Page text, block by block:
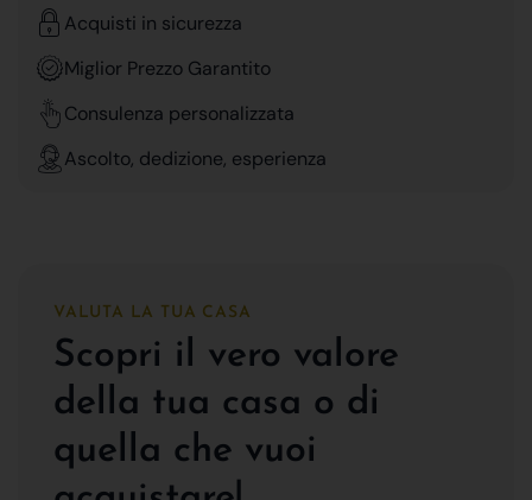
Acquisti in sicurezza
Miglior Prezzo Garantito
Consulenza personalizzata
Ascolto, dedizione, esperienza
VALUTA LA TUA CASA
Scopri il vero valore
della tua casa o di
quella che vuoi